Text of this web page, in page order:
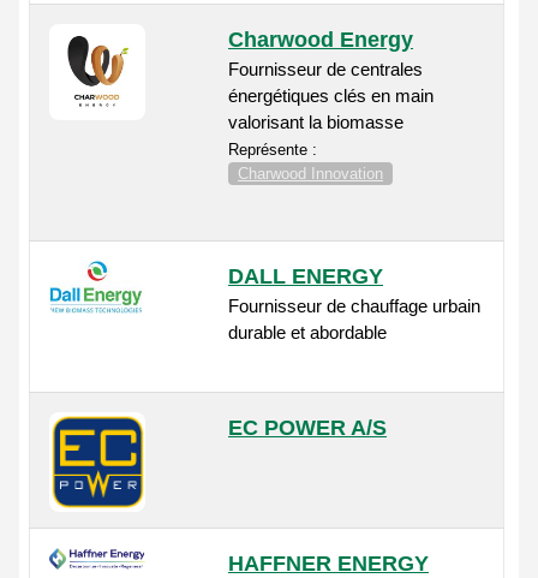
Charwood Energy
Fournisseur de centrales
énergétiques clés en main
valorisant la biomasse
Représente :
Charwood Innovation
DALL ENERGY
Fournisseur de chauffage urbain
durable et abordable
EC POWER A/S
HAFFNER ENERGY